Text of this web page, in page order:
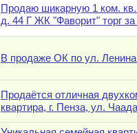
Продаю шикарную 1 ком.
д. 44 Г ЖК "Фаворит" торг
В продаже ОК по ул.
Продаётся отличная
квартира, г. Пенза, ул.